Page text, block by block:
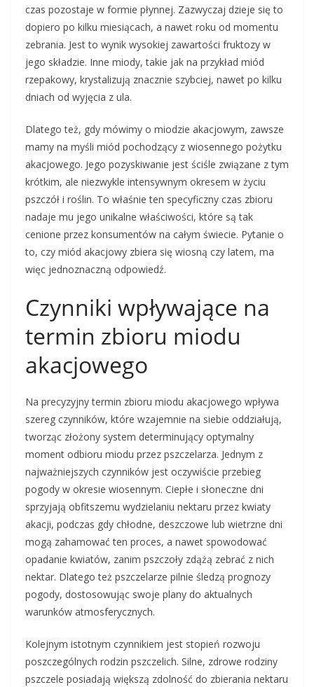
czas pozostaje w formie płynnej. Zazwyczaj dzieje się to
dopiero po kilku miesiącach, a nawet roku od momentu
zebrania. Jest to wynik wysokiej zawartości fruktozy w
jego składzie. Inne miody, takie jak na przykład miód
rzepakowy, krystalizują znacznie szybciej, nawet po kilku
dniach od wyjęcia z ula.
Dlatego też, gdy mówimy o miodzie akacjowym, zawsze
mamy na myśli miód pochodzący z wiosennego pożytku
akacjowego. Jego pozyskiwanie jest ściśle związane z tym
krótkim, ale niezwykle intensywnym okresem w życiu
pszczół i roślin. To właśnie ten specyficzny czas zbioru
nadaje mu jego unikalne właściwości, które są tak
cenione przez konsumentów na całym świecie. Pytanie o
to, czy miód akacjowy zbiera się wiosną czy latem, ma
więc jednoznaczną odpowiedź.
Czynniki wpływające na
termin zbioru miodu
akacjowego
Na precyzyjny termin zbioru miodu akacjowego wpływa
szereg czynników, które wzajemnie na siebie oddziałują,
tworząc złożony system determinujący optymalny
moment odbioru miodu przez pszczelarza. Jednym z
najważniejszych czynników jest oczywiście przebieg
pogody w okresie wiosennym. Ciepłe i słoneczne dni
sprzyjają obfitszemu wydzielaniu nektaru przez kwiaty
akacji, podczas gdy chłodne, deszczowe lub wietrzne dni
mogą zahamować ten proces, a nawet spowodować
opadanie kwiatów, zanim pszczoły zdążą zebrać z nich
nektar. Dlatego też pszczelarze pilnie śledzą prognozy
pogody, dostosowując swoje plany do aktualnych
warunków atmosferycznych.
Kolejnym istotnym czynnikiem jest stopień rozwoju
poszczególnych rodzin pszczelich. Silne, zdrowe rodziny
pszczele posiadają większą zdolność do zbierania nektaru